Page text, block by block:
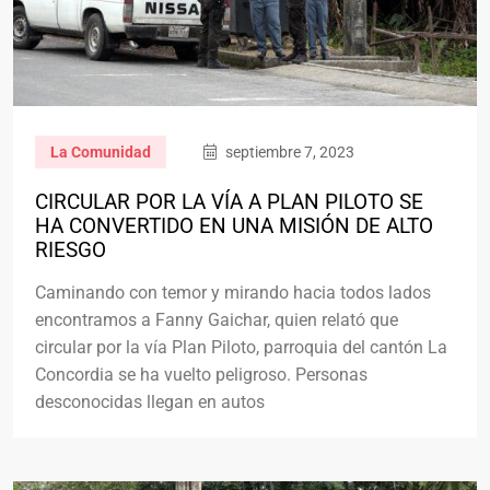
La Comunidad septiembre 7, 2023
CIRCULAR POR LA VÍA A PLAN PILOTO SE
HA CONVERTIDO EN UNA MISIÓN DE ALTO
RIESGO
Caminando con temor y mirando hacia todos lados
encontramos a Fanny Gaichar, quien relató que
circular por la vía Plan Piloto, parroquia del cantón La
Concordia se ha vuelto peligroso. Personas
desconocidas llegan en autos